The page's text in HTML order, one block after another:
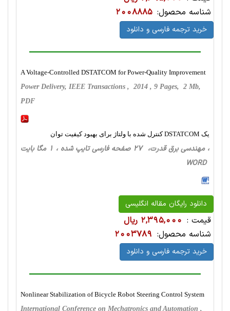
شناسه محصول: 2008885
خرید ترجمه فارسی و دانلود
A Voltage-Controlled DSTATCOM for Power-Quality Improvement
Power Delivery, IEEE Transactions , 2014 , 9 Pages, 2 Mb,
PDF
یک DSTATCOM کنترل شده با ولتاژ برای بهبود کیفیت توان
، مهندسی برق قدرت، 27 صفحه فارسی تایپ شده ، 1 مگا بایت
WORD
دانلود رایگان مقاله انگلیسی
قیمت : 2,395,000 ریال
شناسه محصول: 2003789
خرید ترجمه فارسی و دانلود
Nonlinear Stabilization of Bicycle Robot Steering Control System
International Conference on Mechatronics and Automation ,